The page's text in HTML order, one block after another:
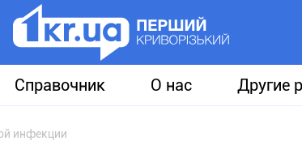
Справочник О нас Другие
инфекции